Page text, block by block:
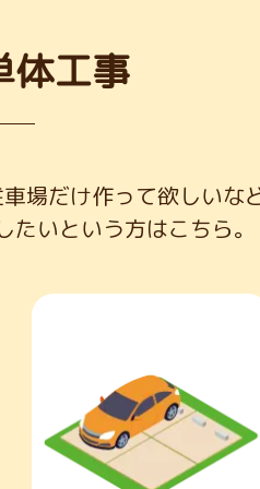
体工事
場だけ作って欲しいな
いという方はこちら。